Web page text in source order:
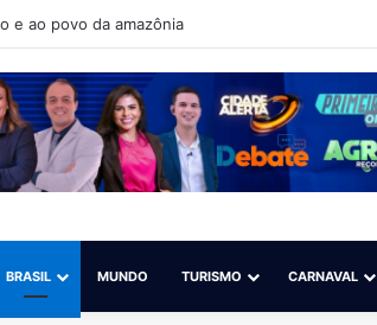
é para todos”
BRASIL MUNDO TURISMO CARNAVAL